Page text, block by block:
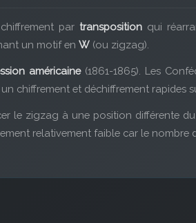
par transposition qui
un motif en W (ou zigzag).
américaine(1861-1865). Les
chiffrement et déchiffrement rapides
le zigzag à une position différente
relativement faible car le nombre